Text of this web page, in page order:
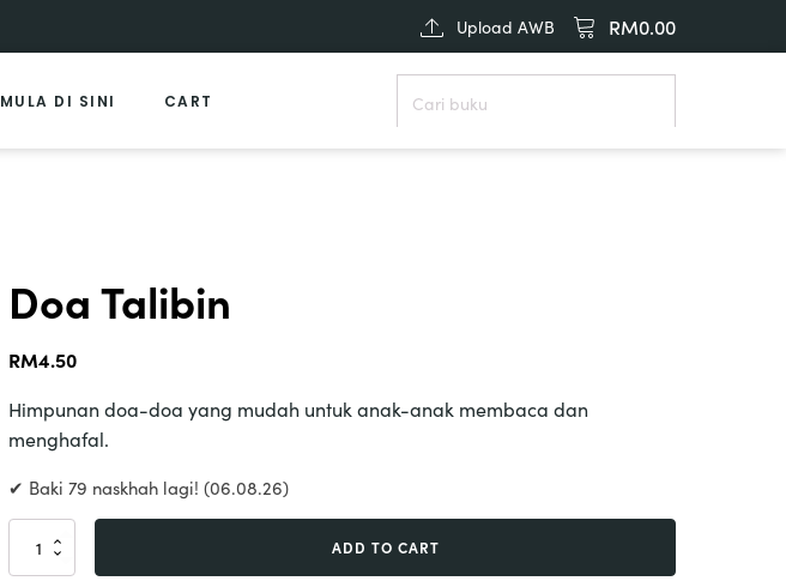
Upload AWB RM0.00
MULA DI SINI CART
Doa Talibin
RM4.50
Himpunan doa-doa yang mudah untuk anak-anak membaca dan
menghafal.
✔ Baki 79 naskhah lagi! (06.08.26)
ADD TO CART